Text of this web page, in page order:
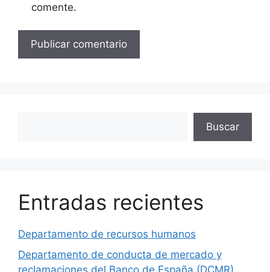
comente.
Buscar
Entradas recientes
Departamento de recursos humanos
Departamento de conducta de mercado y
reclamaciones del Banco de España (DCMR)